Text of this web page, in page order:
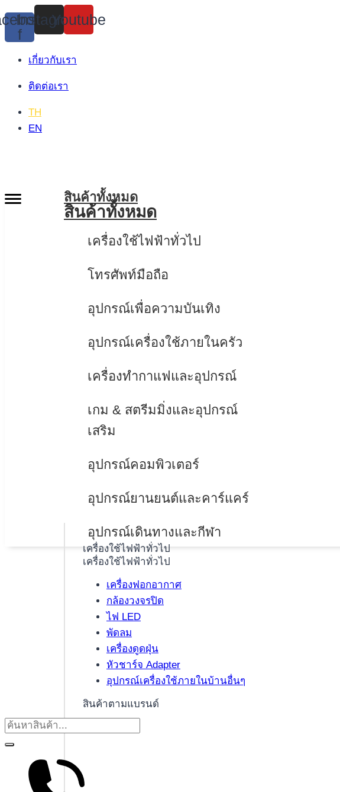
Skip
to
content
f
Instagram
Youtube
เกี่ยวกับเรา
ติดต่อเรา
TH
EN
สินค้าทั้งหมด
สินค้าทั้งหมด
เครื่องใช้ไฟฟ้าทั่วไป
โทรศัพท์มือถือ
อุปกรณ์เพื่อความบันเทิง
อุปกรณ์เครื่องใช้ภายในครัว
เครื่องทำกาแฟและอุปกรณ์
เกม & สตรีมมิ่งและอุปกรณ์
เสริม
อุปกรณ์คอมพิวเตอร์
อุปกรณ์ยานยนต์และคาร์แคร์
อุปกรณ์เดินทางและกีฬา
เครื่องใช้ไฟฟ้าทั่วไป
เครื่องใช้ไฟฟ้าทั่วไป
เครื่องฟอกอากาศ
กล้องวงจรปิด
ไฟ LED
พัดลม
เครื่องดูดฝุ่น
หัวชาร์จ Adapter
อุปกรณ์เครื่องใช้ภายในบ้านอื่นๆ
สินค้าตามแบรนด์